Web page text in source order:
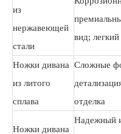
из
нержавеющей
стали
вид;
Ножки дивана
из литого
сплава
Сложные
отделка
Ножки дивана
Надежный